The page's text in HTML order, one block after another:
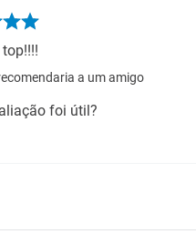
a um amigo
foi útil?